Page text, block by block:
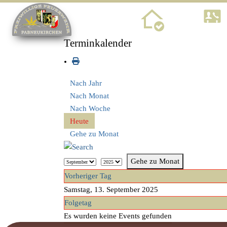
Terminkalender
Nach Jahr
Nach Monat
Nach Woche
Heute
Gehe zu Monat
Gehe zu Monat
Vorheriger Tag
Samstag, 13. September 2025
Folgetag
Es wurden keine Events gefunden